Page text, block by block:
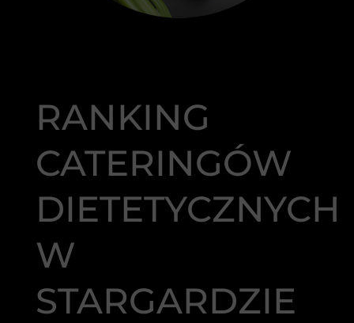
RANKING
CATERINGÓW
DIETETYCZNYCH
W
STARGARDZIE